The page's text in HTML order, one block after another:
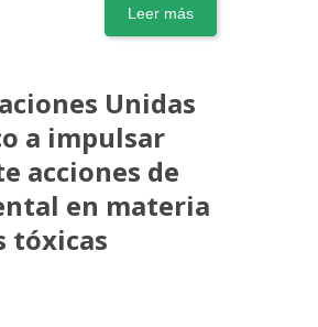
Leer más
Unidas
a impulsar
acciones de
en materia
tóxicas